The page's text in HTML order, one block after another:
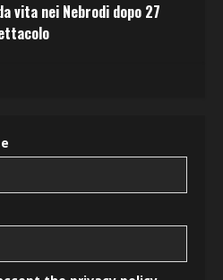
vita nei Nebrodi dopo 27